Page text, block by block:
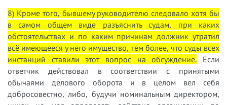
8) Кроме того, бывшему руководителю следовало хотя бы
в самом общем виде разъяснить судам, при каких
обстоятельствах и по каким причинам должник утратил
всё имеющееся у него имущество, тем более, что суды всех
инстанций ставили этот вопрос на обсуждение. Если
ответчик действовал в соответствии с принятыми
обычаями делового оборота и в целом вел себя
добросовестно, либо, будучи номинальным директором,